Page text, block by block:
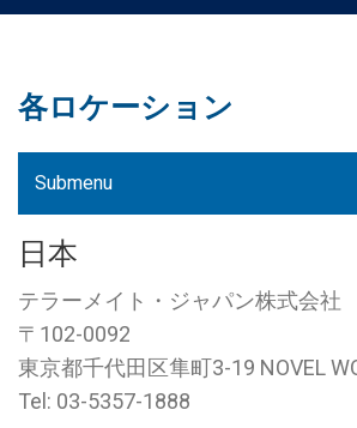
各ロケーション
Submenu
日本
テラーメイト・ジャパン株式会社
〒102-0092
東京都千代田区隼町3-19 NOVEL
Tel: 03-5357-1888